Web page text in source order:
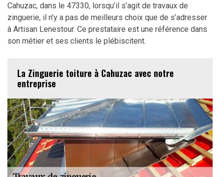
Cahuzac, dans le 47330, lorsqu’il s’agit de travaux de
zinguerie, il n’y a pas de meilleurs choix que de s’adresser
à Artisan Lenestour. Ce prestataire est une référence dans
son métier et ses clients le plébiscitent.
La Zinguerie toiture à Cahuzac avec notre
entreprise